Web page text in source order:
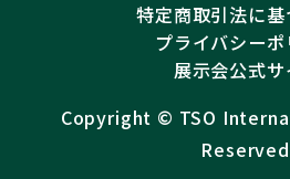
特定商取引法に
プライバシーポ
展示会公式サ
Copyright ©︎ TSO